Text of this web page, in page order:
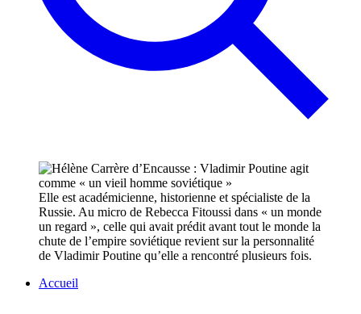
Elle est académicienne, historienne et spécialiste de la
Russie. Au micro de Rebecca Fitoussi dans « un monde
un regard », celle qui avait prédit avant tout le monde la
chute de l’empire soviétique revient sur la personnalité
de Vladimir Poutine qu’elle a rencontré plusieurs fois.
Accueil